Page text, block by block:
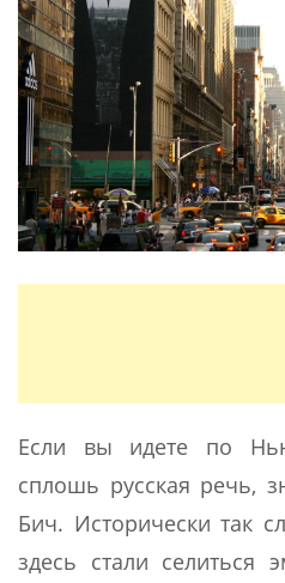
Если вы идете по
сплошь русская речь,
Бич. Исторически так
здесь стали селиться